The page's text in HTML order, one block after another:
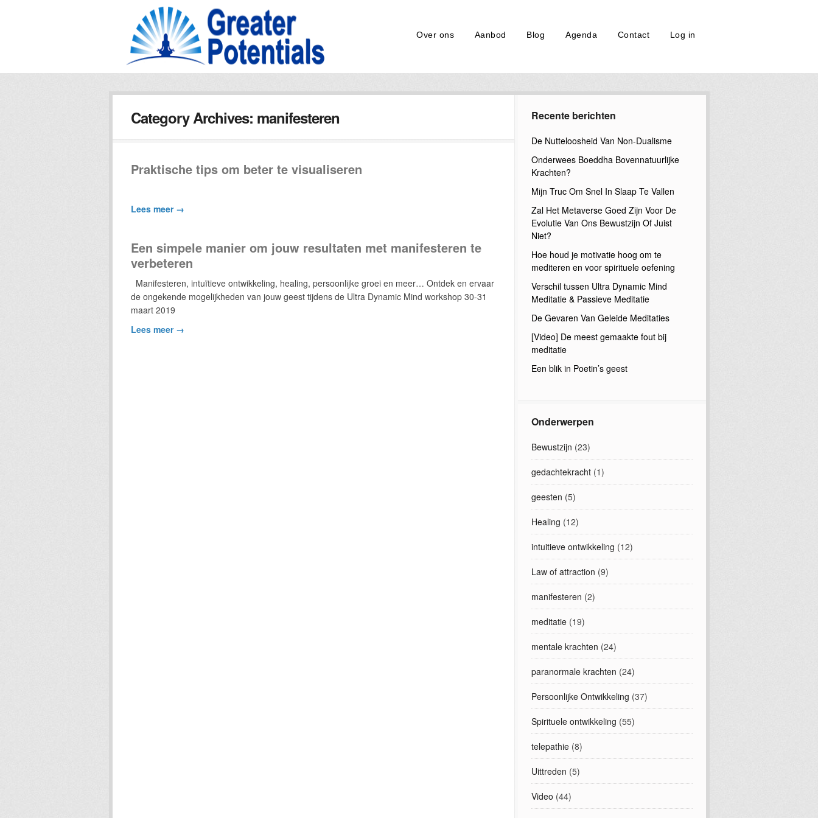
Over ons Aanbod Blog Agenda Contact Log in
Category Archives: manifesteren
Praktische tips om beter te visualiseren
Lees meer →
Een simpele manier om jouw resultaten met manifesteren te
verbeteren
Manifesteren, intuïtieve ontwikkeling, healing, persoonlijke groei en meer… Ontdek en ervaar
de ongekende mogelijkheden van jouw geest tijdens de Ultra Dynamic Mind workshop 30-31
maart 2019
Lees meer →
Recente berichten
De Nutteloosheid Van Non-Dualisme
Onderwees Boeddha Bovennatuurlijke
Krachten?
Mijn Truc Om Snel In Slaap Te Vallen
Zal Het Metaverse Goed Zijn Voor De
Evolutie Van Ons Bewustzijn Of Juist
Niet?
Hoe houd je motivatie hoog om te
mediteren en voor spirituele oefening
Verschil tussen Ultra Dynamic Mind
Meditatie & Passieve Meditatie
De Gevaren Van Geleide Meditaties
[Video] De meest gemaakte fout bij
meditatie
Een blik in Poetin’s geest
Onderwerpen
Bewustzijn (23)
gedachtekracht(1)
geesten (5)
Healing (12)
intuitieve ontwikkeling (12)
Law of attraction (9)
manifesteren (2)
meditatie(19)
mentale krachten (24)
paranormale krachten (24)
Persoonlijke Ontwikkeling (37)
Spirituele ontwikkeling (55)
telepathie(8)
Uittreden (5)
Video (44)